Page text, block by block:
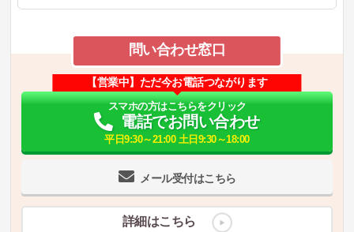
問い合わせ窓口
メール受付はこちら
【営業中】ただ今お電話つながります
スマホの方はこちらをクリック
電話でお問い合わせ
平日9:30～21:00 土日9:30～18:00
詳細はこちら